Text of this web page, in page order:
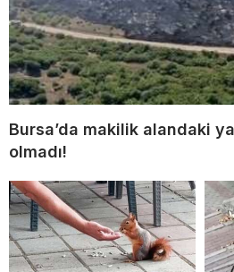
Bursa’da makilik alandaki
olmadı!